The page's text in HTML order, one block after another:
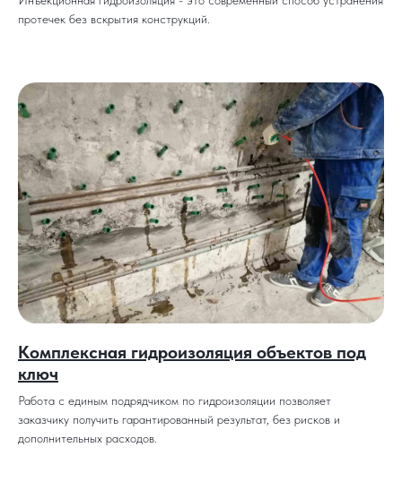
протечек без вскрытия конструкций.
Комплексная гидроизоляция объектов под
ключ
Работа с единым подрядчиком по гидроизоляции позволяет
заказчику получить гарантированный результат, без рисков и
дополнительных расходов.